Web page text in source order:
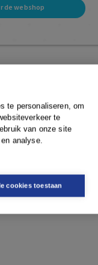
te personaliseren, om
te
van onze site
analyse.
cookies toestaan
de webshop